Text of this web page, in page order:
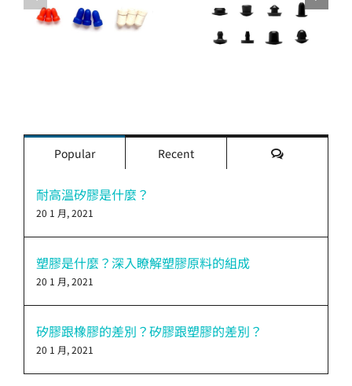
Popular Recent
評
耐高溫矽膠是什麼？
20 1 月, 2021
塑膠是什麼？深入瞭解塑膠原料的組成
20 1 月, 2021
矽膠跟橡膠的差別？矽膠跟塑膠的差別？
20 1 月, 2021